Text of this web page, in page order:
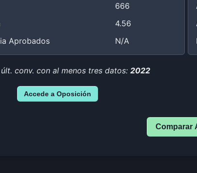
666
4.56
Aprobados
N/A
conv. con al menos tres datos: 2022
Accede a Oposición
Comparar